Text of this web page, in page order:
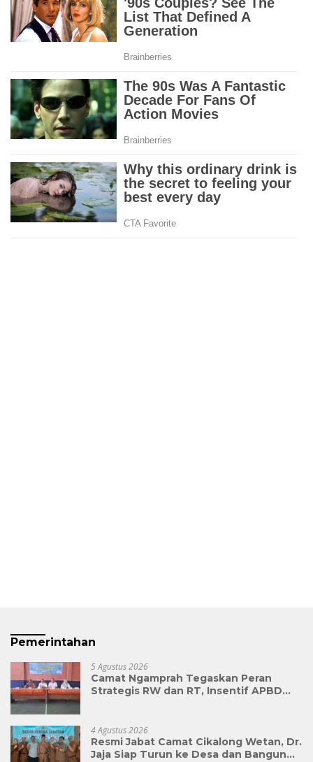
Pemerintahan
5 Agustus 2026
Camat Ngamprah Tegaskan Peran
Strategis RW dan RT, Insentif APBD
4 Agustus 2026
Resmi Jabat Camat Cikalong Wetan, Dr.
Jaja Siap Turun ke Desa dan Bangun